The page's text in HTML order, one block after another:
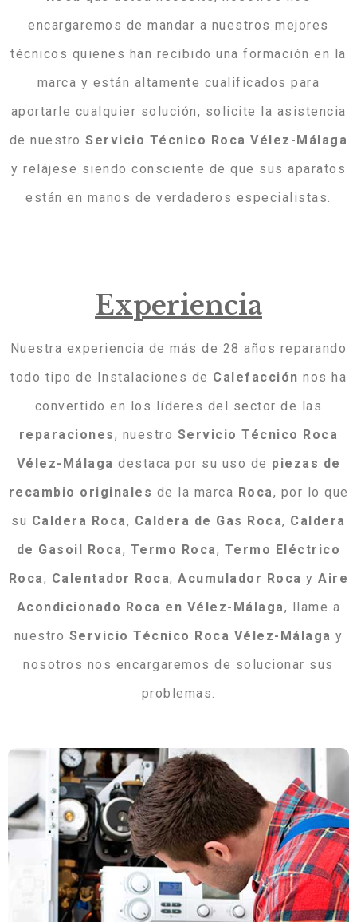
encargaremos de mandar a nuestros mejores
técnicos quienes han recibido una formación en la
marca y están altamente cualificados para
aportarle cualquier solución, solicite la asistencia
de nuestroServicio Técnico Roca Vélez-Málaga
y relájese siendo consciente de que sus aparatos
están en manos de verdaderos especialistas.
Experiencia
Nuestra experiencia de más de 28 años reparando
todo tipo de Instalaciones de Calefacción nos ha
convertido en los líderes del sector de las
reparaciones, nuestro Servicio Técnico Roca
Vélez-Málaga destaca por su uso de piezas de
recambio originales de la marca Roca, por lo que
su Caldera Roca, Caldera de Gas Roca, Caldera
de Gasoil Roca, Termo Roca, Termo Eléctrico
Roca, Calentador Roca,Acumulador Roca yAire
Acondicionado Roca en Vélez-Málaga, llame a
nuestro Servicio Técnico Roca Vélez-Málaga y
nosotros nos encargaremos de solucionar sus
problemas.